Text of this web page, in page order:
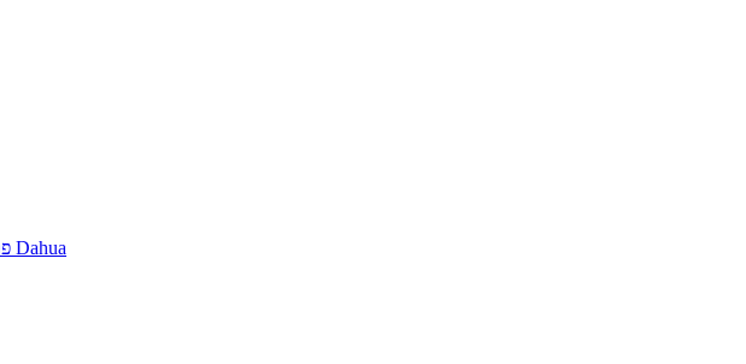
פתיחת קריאת שירות מצלמות אבטחה Dahua